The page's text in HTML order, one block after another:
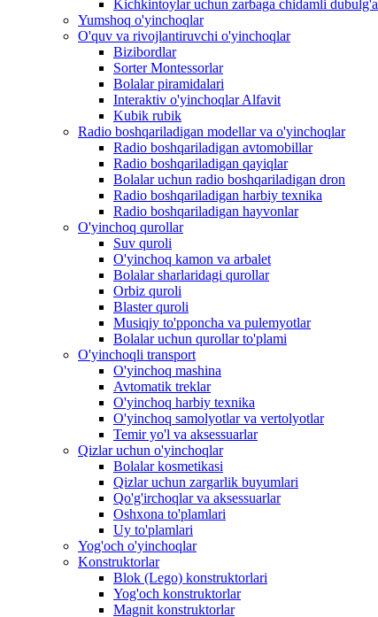
Kichkintoylar uchun zarbaga chidamli dubulg'a
Yumshoq o'yinchoqlar
O'quv va rivojlantiruvchi o'yinchoqlar
Bizibordlar
Sorter Montessorlar
Bolalar piramidalari
Interaktiv o'yinchoqlar Alfavit
Kubik rubik
Radio boshqariladigan modellar va o'yinchoqlar
Radio boshqariladigan avtomobillar
Radio boshqariladigan qayiqlar
Bolalar uchun radio boshqariladigan dron
Radio boshqariladigan harbiy texnika
Radio boshqariladigan hayvonlar
O'yinchoq qurollar
Suv quroli
O'yinchoq kamon va arbalet
Bolalar sharlaridagi qurollar
Orbiz quroli
Blaster quroli
Musiqiy to'pponcha va pulemyotlar
Bolalar uchun qurollar to'plami
O'yinchoqli transport
O'yinchoq mashina
Avtomatik treklar
O'yinchoq harbiy texnika
O'yinchoq samolyotlar va vertolyotlar
Temir yo'l va aksessuarlar
Qizlar uchun o'yinchoqlar
Bolalar kosmetikasi
Qizlar uchun zargarlik buyumlari
Qo'g'irchoqlar va aksessuarlar
Oshxona to'plamlari
Uy to'plamlari
Yog'och o'yinchoqlar
Konstruktorlar
Blok (Lego) konstruktorlari
Yog'och konstruktorlar
Magnit konstruktorlar